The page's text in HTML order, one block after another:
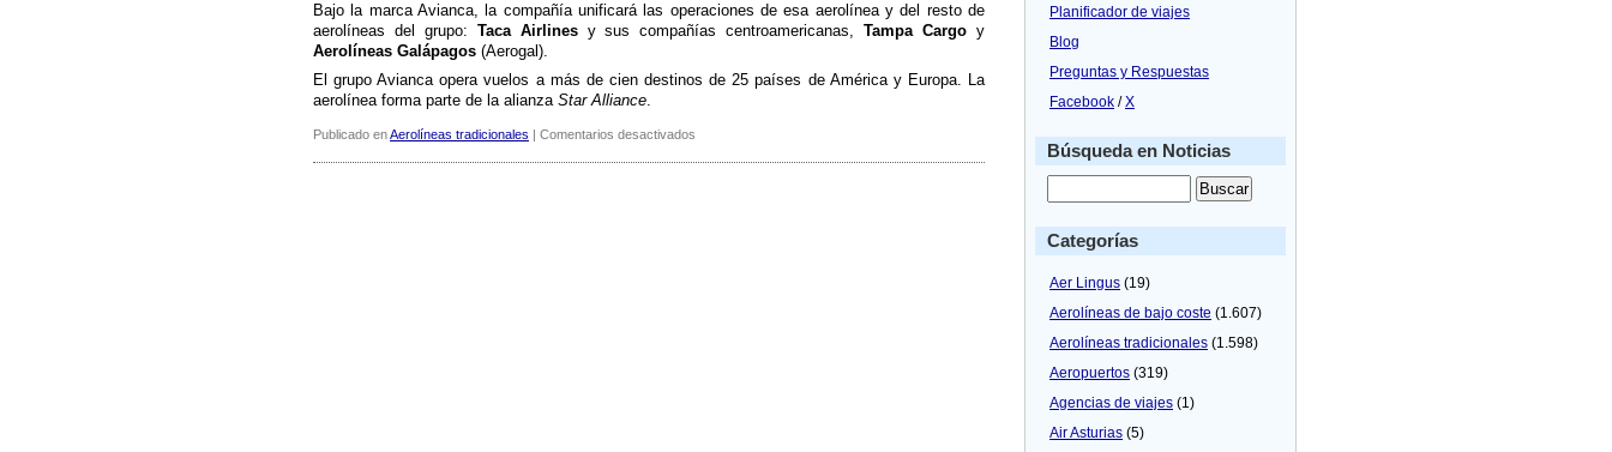
Bajo la marca Avianca, la compañí­a unificará las operaciones de esa aerolí­nea y del resto de
aerolí­neas del grupo: Taca Airlinesy sus compañí­as centroamericanas,Tampa Cargo y
Aerolí­neas Galápagos (Aerogal).
El grupo Avianca opera vuelos a más de cien destinos de 25 paí­ses de América y Europa. La
aerolí­nea forma parte de la alianza Star Alliance.
Publicado enAerolíneas tradicionales | Comentarios desactivados
Planificador de viajes
Blog
Preguntas y Respuestas
Facebook /X
Búsqueda en Noticias
Categorías
Aer Lingus (19)
Aerolíneas de bajo coste (1.607)
Aerolíneas tradicionales (1.598)
Aeropuertos (319)
Agencias de viajes (1)
Air Asturias (5)